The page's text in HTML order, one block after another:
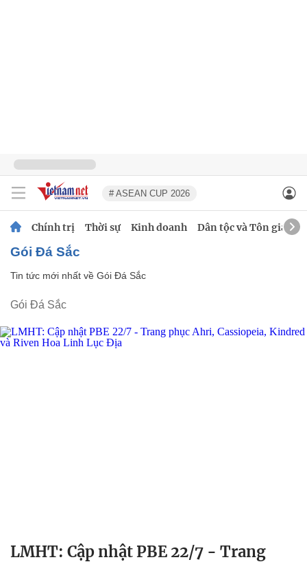
# ASEAN CUP 2026
Chính trị Thời sự Kinh doanh Dân tộc và Tôn giáo
Gói Đá Sắc
Tin tức mới nhất về Gói Đá Sắc
Gói Đá Sắc
LMHT: Cập nhật PBE 22/7 - Trang